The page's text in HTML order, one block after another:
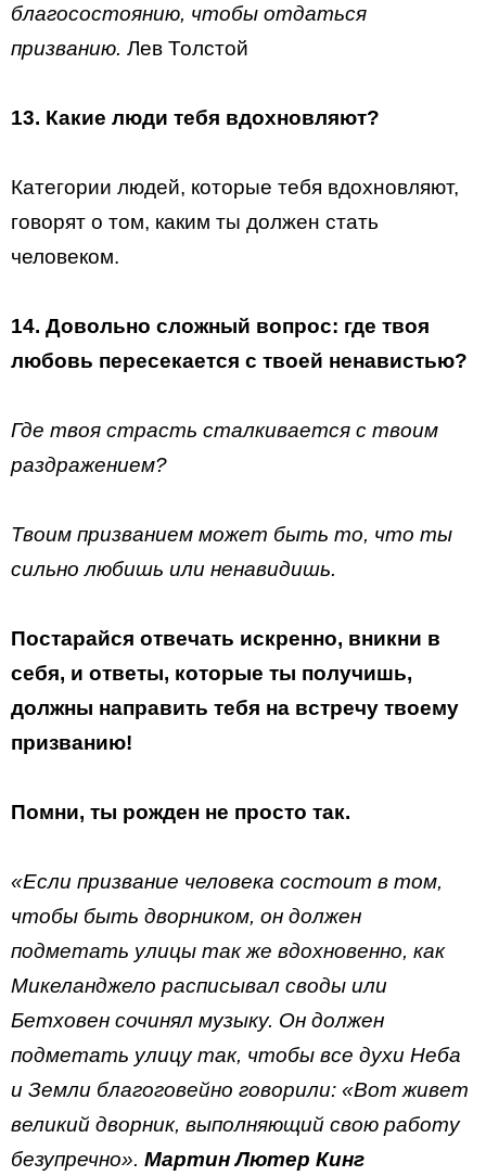
благосостоянию, чтобы отдаться
призванию. Лев Толстой
13. Какие люди тебя вдохновляют?
Категории людей, которые тебя вдохновляют,
говорят о том, каким ты должен стать
человеком.
14. Довольно сложный вопрос: где твоя
любовь пересекается с твоей ненавистью?
Где твоя страсть сталкивается с твоим
раздражением?
Твоим призванием может быть то, что ты
сильно любишь или ненавидишь.
Постарайся отвечать искренно, вникни в
себя, и ответы, которые ты получишь,
должны направить тебя на встречу твоему
призванию!
Помни, ты рожден не просто так.
«Если призвание человека состоит в том,
чтобы быть дворником, он должен
подметать улицы так же вдохновенно, как
Микеланджело расписывал своды или
Бетховен сочинял музыку. Он должен
подметать улицу так, чтобы все духи Неба
и Земли благоговейно говорили: «Вот живет
великий дворник, выполняющий свою работу
безупречно». Мартин Лютер Кинг